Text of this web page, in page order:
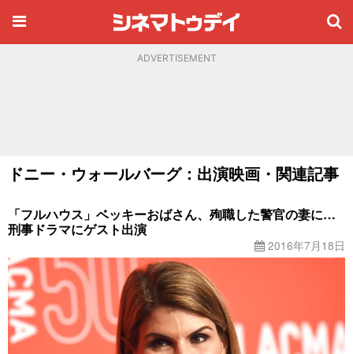
ADVERTISEMENT
ドニー・ウォールバーグ：出演映画・関連記事
「フルハウス」ベッキーおばさん、殉職した警官の妻に…
刑事ドラマにゲスト出演
2016年7月18日